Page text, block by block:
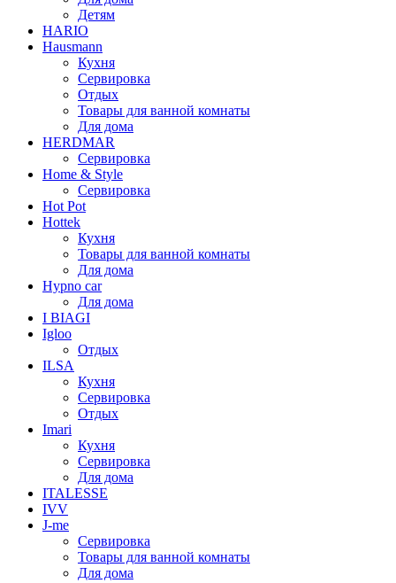
Детям
HARIO
Hausmann
Кухня
Сервировка
Отдых
Товары для ванной комнаты
Для дома
HERDMAR
Сервировка
Home & Style
Сервировка
Hot Pot
Hottek
Кухня
Товары для ванной комнаты
Для дома
Hypno car
Для дома
I BIAGI
Igloo
Отдых
ILSA
Кухня
Сервировка
Отдых
Imari
Кухня
Сервировка
Для дома
ITALESSE
IVV
J-me
Сервировка
Товары для ванной комнаты
Для дома